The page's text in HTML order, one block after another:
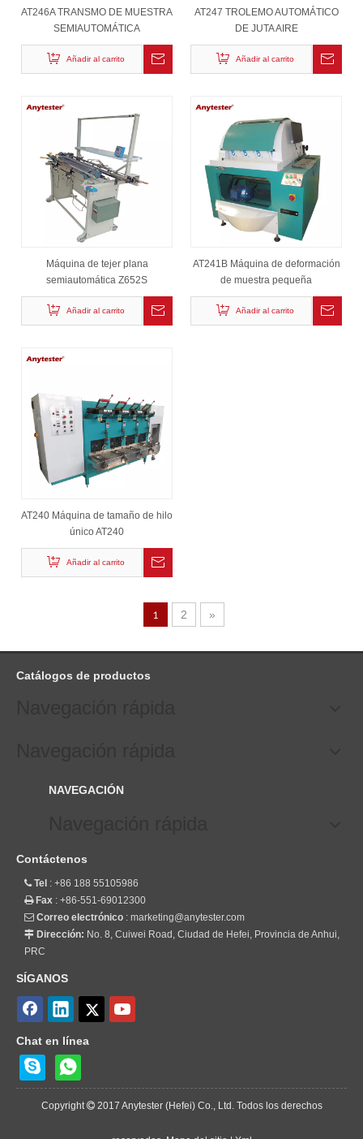
AT246A TRANSMO DE MUESTRA
SEMIAUTOMÁTICA
Añadir al carrito
AT247 TROLEMO AUTOMÁTICO
DE JUTA AIRE
Añadir al carrito
Máquina de tejer plana
semiautomática Z652S
Añadir al carrito
AT241B Máquina de deformación
de muestra pequeña
Añadir al carrito
AT240 Máquina de tamaño de hilo
único AT240
Añadir al carrito
1 2 »
Catálogos de productos
NAVEGACIÓN
Contáctenos
Tel : +86 188 55105986
Fax : +86-551-69012300
 Correo electrónico : marketing@anytester.com
 Dirección: No. 8, Cuiwei Road, Ciudad de Hefei, Provincia de Anhui,
PRC
SÍGANOS
Chat en línea
Copyright2017 Anytester (Hefei) Co., Ltd. Todos los derechos